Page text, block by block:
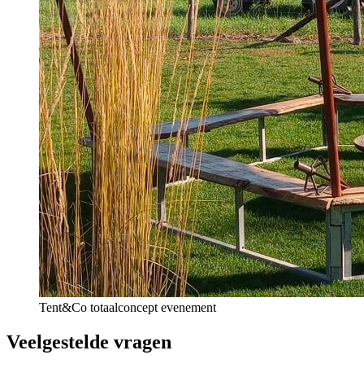
Tent&Co totaalconcept evenement
Veelgestelde vragen